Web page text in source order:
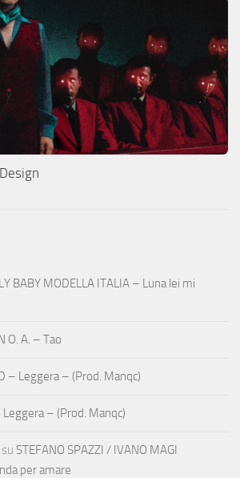
BABY MODELLA ITALIA – Luna lei mi
O. A. – Tao
– Leggera – (Prod. Manqc)
Leggera – (Prod. Manqc)
su STEFANO SPAZZI / IVANO MAGI
per amare